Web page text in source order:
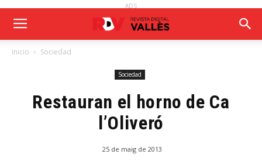
ADS
Inicio Sociedad
Sociedad
Restauran el horno de Ca
l’Oliveró
25 de maig de 2013